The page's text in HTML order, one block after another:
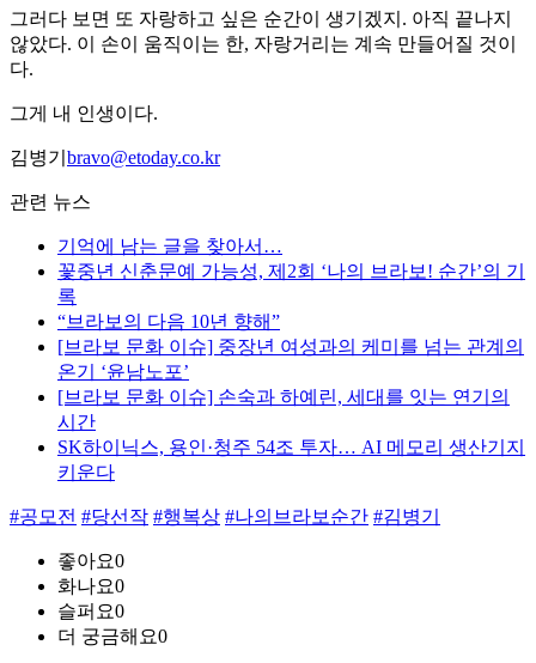
그러다 보면 또 자랑하고 싶은 순간이 생기겠지. 아직 끝나지
않았다. 이 손이 움직이는 한, 자랑거리는 계속 만들어질 것이
다.
그게 내 인생이다.
김병기 bravo@etoday.co.kr
관련 뉴스
기억에 남는 글을 찾아서…
꽃중년 신춘문예 가능성, 제2회 ‘나의 브라보! 순간’의 기
록
“브라보의 다음 10년 향해”
[브라보 문화 이슈] 중장년 여성과의 케미를 넘는 관계의
온기 ‘윤남노포’
[브라보 문화 이슈] 손숙과 하예린, 세대를 잇는 연기의
시간
SK하이닉스, 용인·청주 54조 투자… AI 메모리 생산기지
키운다
#공모전 #당선작 #행복상 #나의브라보순간 #김병기
좋아요0
화나요0
슬퍼요0
더 궁금해요0